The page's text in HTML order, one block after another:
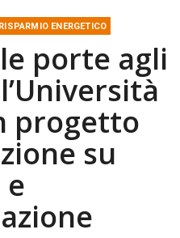
RISPARMIO ENERGETICO
porte agli
progetto
su